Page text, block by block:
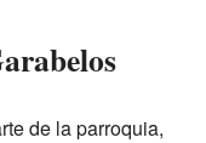
de la parroquia,